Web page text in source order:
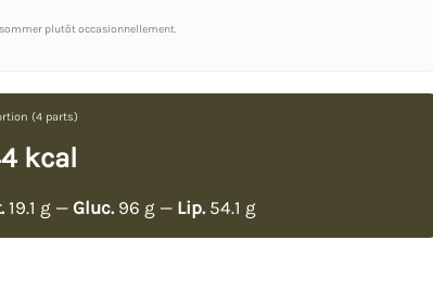
plutôt occasionnellement.
(4 parts)
kcal
19.1 g —Gluc. 96 g — Lip. 54.1 g